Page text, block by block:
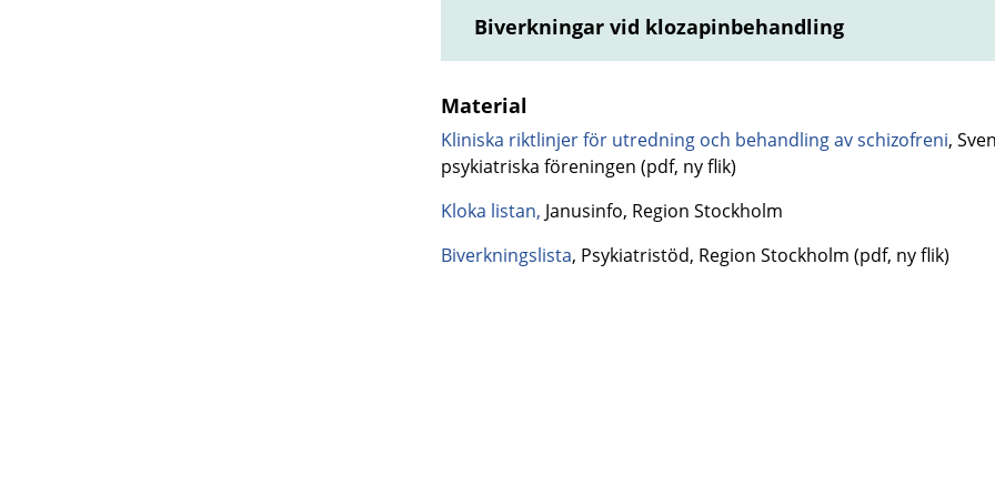
Biverkningar vid klozapinbehandling
Material
Kliniska riktlinjer för utredning och behandling av schizofreni,
psykiatriska föreningen (pdf, ny flik)
Kloka listan, Janusinfo, Region Stockholm
Biverkningslista, Psykiatristöd, Region Stockholm (pdf, ny flik)